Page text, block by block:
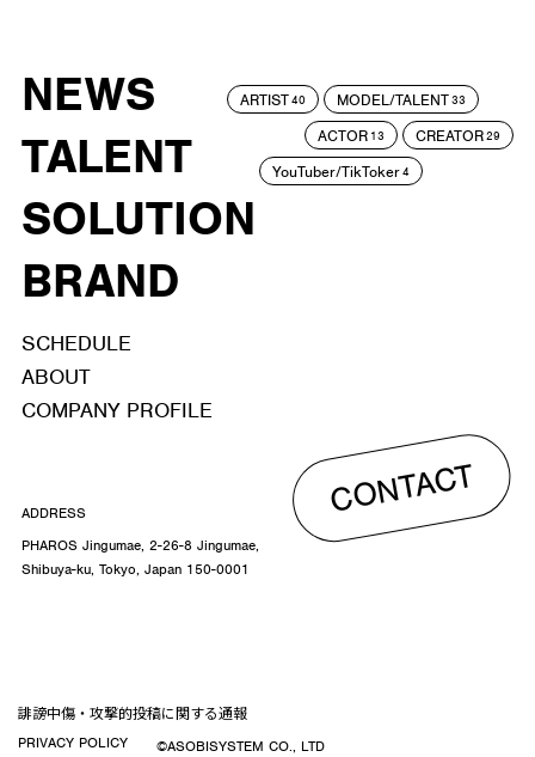
NEWS
TALENT
SOLUTION
BRAND
ARTIST40 MODEL/TALENT33
ACTOR 13 CREATOR29
YouTuber/TikToker4
SCHEDULE
ABOUT
COMPANY PROFILE
CONTACT
ADDRESS
PHAROS Jingumae, 2-26-8 Jingumae,
Shibuya-ku, Tokyo, Japan 150-0001
誹謗中傷・攻撃的投稿に関する通報
PRIVACY POLICY
©ASOBISYSTEM CO., LTD